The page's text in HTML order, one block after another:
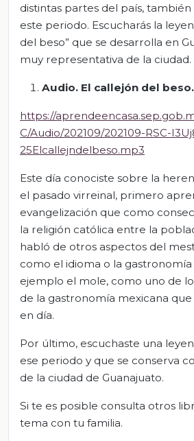
distintas partes del país,
este periodo. Escucharás la
del beso” que se desarrolla en
muy representativa de la ciudad.
Audio. El callejón del beso.
https://
C/Audio/202109/202109-RSC-
25Elcallejndelbeso.mp3
Este día conociste sobre la
el pasado virreinal, primero
evangelización que como
la religión católica entre la
habló de otros aspectos del
como el idioma o la
ejemplo el mole, como uno de
de la gastronomía mexicana
en día.
Por último, escuchaste una
ese periodo y que se conserva
de la ciudad de Guanajuato.
Si te es posible consulta otros
tema con tu familia.